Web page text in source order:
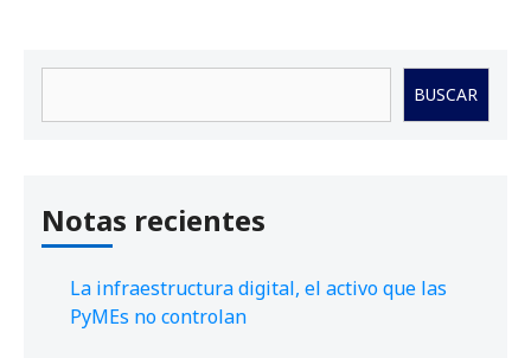
BUSCAR
Notas recientes
La infraestructura digital, el activo que las
PyMEs no controlan